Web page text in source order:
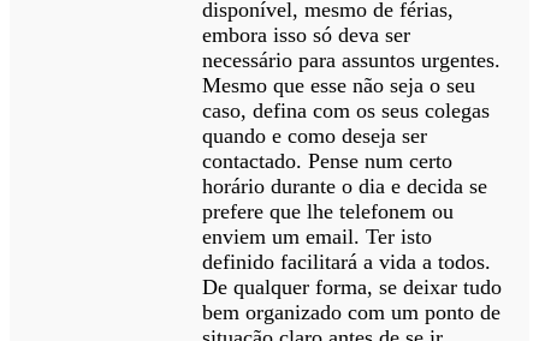
disponível, mesmo de férias,
embora isso só deva ser
necessário para assuntos urgentes.
Mesmo que esse não seja o seu
caso, defina com os seus colegas
quando e como deseja ser
contactado. Pense num certo
horário durante o dia e decida se
prefere que lhe telefonem ou
enviem um email. Ter isto
definido facilitará a vida a todos.
De qualquer forma, se deixar tudo
bem organizado com um ponto de